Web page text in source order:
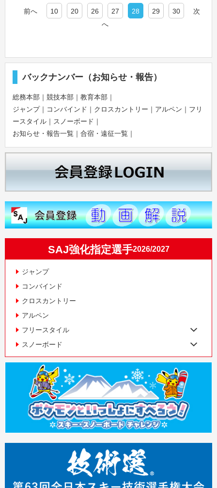
前へ 10 20 26 27 28 29 30
次
へ
バックナンバー（お知らせ・報告）
総務本部 ｜ 競技本部 ｜ 教育本部 ｜
ジャンプ｜ コンバインド ｜ クロスカントリー ｜ アルペン ｜ フリ
ースタイル ｜ スノーボード ｜
お知らせ・報告一覧 ｜ 合宿・遠征一覧 ｜
SAJ強化指定選手2026/2027
ジャンプ
コンバインド
クロスカントリー
アルペン
フリースタイル
スノーボード